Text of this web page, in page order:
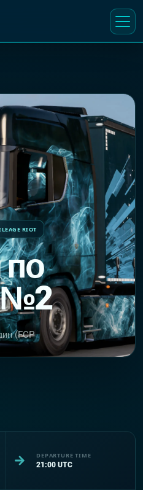
RIOT
№2
(FCP
DEPARTURE TIME
21:00 UTC